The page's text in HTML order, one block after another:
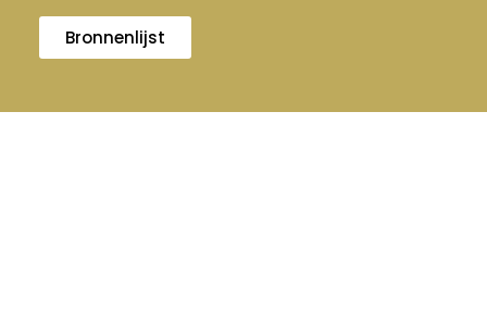
Bronnenlijst